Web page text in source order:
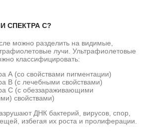
СПЕКТРА С?
можно разделить на видимые,
лучи. Ультрафиолетовые
классифицировать:
А (со свойствами пигментации)
В (с лечебными свойствами)
С (с обеззараживающими
свойствами)
ДНК бактерий, вирусов, спор,
избегая их роста и пролиферации.